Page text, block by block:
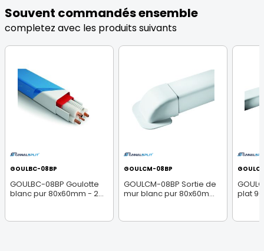
Souvent commandés ensemble
completez avec les produits suivants
GOULBC-08BP
GOULBC-08BP Goulotte
blanc pur 80x60mm - 2...
GOULCM-08BP
GOULCM-08BP Sortie de
mur blanc pur 80x60m...
plat